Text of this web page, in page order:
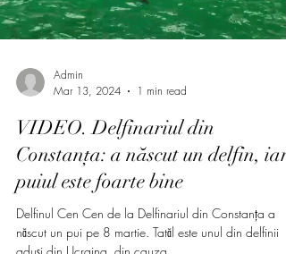
Mar 13, 2024
1 min read
VIDEO. Delfinariul din
Constanța: a născut un delfin, iar
puiul este foarte bine
Delfinul Cen Cen de la Delfinariul din Constanța a